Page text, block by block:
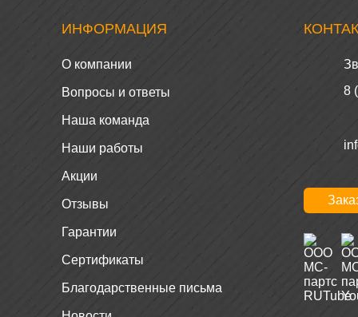
ИНФОРМАЦИЯ
О компании
Вопросы и ответы
Наша команда
Наши работы
Акции
Отзывы
Гарантии
Сертификаты
Благодарственные письма
8